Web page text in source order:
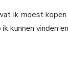
ik moest
kunnen vinden